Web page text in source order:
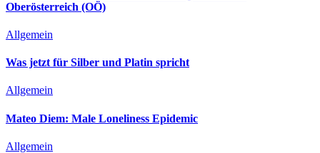
Oberösterreich (OÖ)
Allgemein
Was jetzt für Silber und Platin spricht
Allgemein
Mateo Diem: Male Loneliness Epidemic
Allgemein